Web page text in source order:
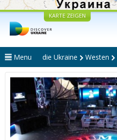
KARTE ZEIGEN
Menu die Ukraine Westen